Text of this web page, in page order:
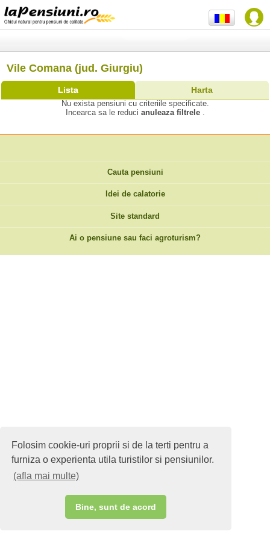
Folosim cookie-uri proprii si de la terti pentru a
furniza o experienta utila turistilor si pensiunilor.
(afla mai multe)
Bine, sunt de acord
Vile Comana (jud. Giurgiu)
Lista Harta
Nu exista pensiuni cu criteriile specificate.
Incearca sa le reduci anuleaza filtrele .
Cauta pensiuni
Idei de calatorie
Site standard
Ai o pensiune sau faci agroturism?